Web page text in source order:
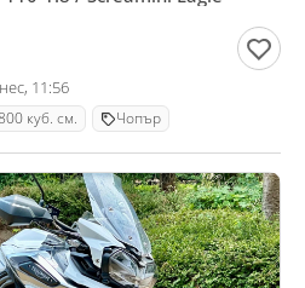
11:56
куб. см. Чопър